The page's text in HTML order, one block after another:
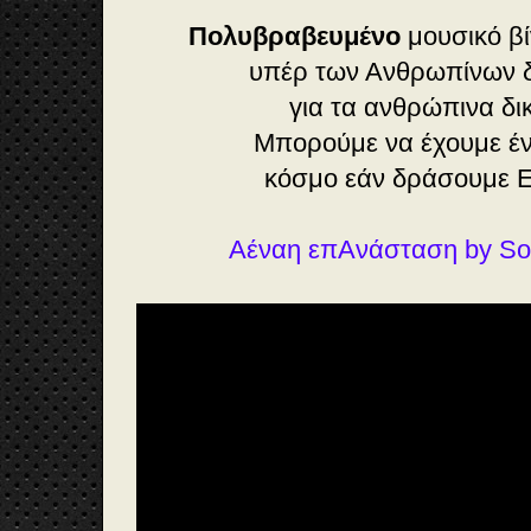
Πολυβραβευμένο μουσικό
υπέρ των Ανθρωπίνων
για τα ανθρώπινα
Μπορούμε να έχουμε
κόσμο εάν
Αέναη επΑνάσταση by